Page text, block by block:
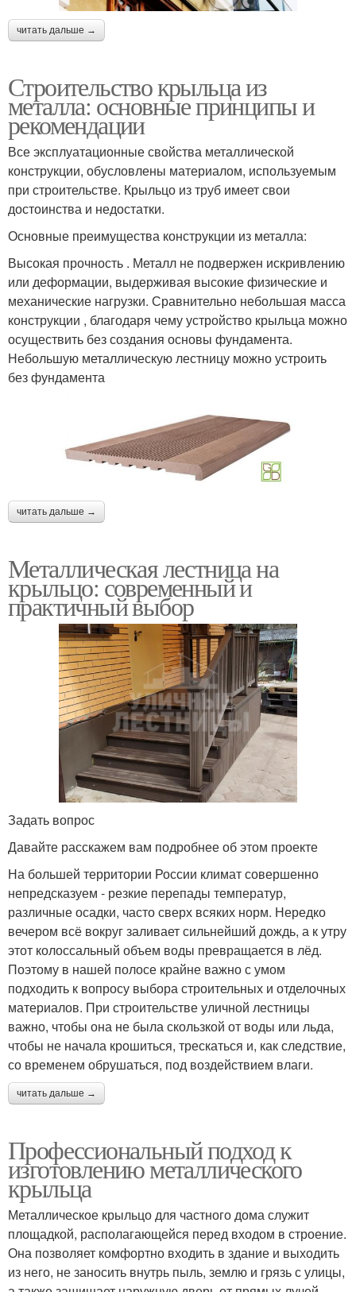
читать дальше →
Строительство крыльца из
металла: основные принципы и
рекомендации
Все эксплуатационные свойства металлической
конструкции, обусловлены материалом, используемым
при строительстве. Крыльцо из труб имеет свои
достоинства и недостатки.
Основные преимущества конструкции из металла:
Высокая прочность . Металл не подвержен искривлению
или деформации, выдерживая высокие физические и
механические нагрузки. Сравнительно небольшая масса
конструкции , благодаря чему устройство крыльца можно
осуществить без создания основы фундамента.
Небольшую металлическую лестницу можно устроить
без фундамента
читать дальше →
Металлическая лестница на
крыльцо: современный и
практичный выбор
Задать вопрос
Давайте расскажем вам подробнее об этом проекте
На большей территории России климат совершенно
непредсказуем - резкие перепады температур,
различные осадки, часто сверх всяких норм. Нередко
вечером всё вокруг заливает сильнейший дождь, а к утру
этот колоссальный объем воды превращается в лёд.
Поэтому в нашей полосе крайне важно с умом
подходить к вопросу выбора строительных и отделочных
материалов. При строительстве уличной лестницы
важно, чтобы она не была скользкой от воды или льда,
чтобы не начала крошиться, трескаться и, как следствие,
со временем обрушаться, под воздействием влаги.
читать дальше →
Профессиональный подход к
изготовлению металлического
крыльца
Металлическое крыльцо для частного дома служит
площадкой, располагающейся перед входом в строение.
Она позволяет комфортно входить в здание и выходить
из него, не заносить внутрь пыль, землю и грязь с улицы,